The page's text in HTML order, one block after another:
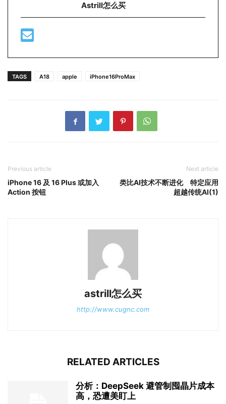
Astrill怎么买
TAGS A18 apple iPhone16ProMax
Previous article
iPhone 16 及 16 Plus 或加入
Action 按钮
Next article
类比AI技术不断进化 特定应用
超越传统AI(1)
astrill怎么买
http://www.cugnc.com
RELATED ARTICLES
分析：DeepSeek 避管制囤晶片成本
高，恐遭美盯上